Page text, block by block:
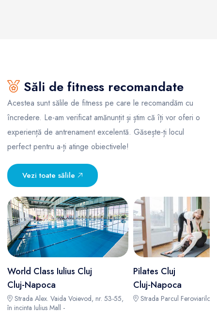
Săli de fitness recomandate
Acestea sunt sălile de fitness pe care le recomandăm cu
încredere. Le-am verificat amănunțit și știm că îți vor oferi o
experiență de antrenament excelentă. Găsește-ți locul
perfect pentru a-ți atinge obiectivele!
Vezi toate sălile
World Class Iulius Cluj
Cluj-Napoca
Strada Alex. Vaida Voievod, nr. 53-55,
în incinta Iulius Mall -
Pilates Cluj
Cluj-Napoca
Strada Parcul Feroviarilor,